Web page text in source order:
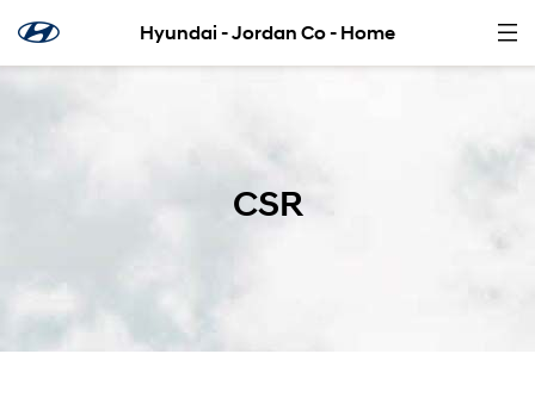
Hyundai - Jordan Co - Home
CSR